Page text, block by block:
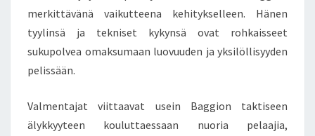
merkittävänä vaikutteena kehitykselleen. Hänen
tyylinsä ja tekniset kykynsä ovat rohkaisseet
sukupolvea omaksumaan luovuuden ja yksilöllisyyden
pelissään.
Valmentajat viittaavat usein Baggion taktiseen
älykkyyteen kouluttaessaan nuoria pelaajia,